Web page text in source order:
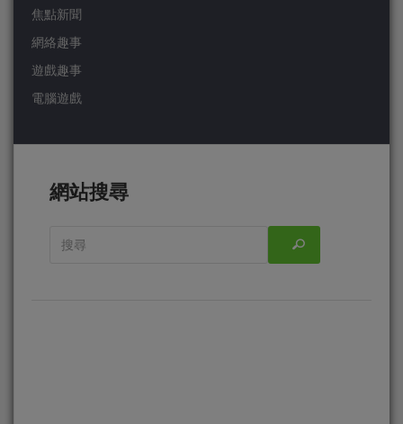
焦點新聞
網絡趣事
遊戲趣事
電腦遊戲
網站搜尋